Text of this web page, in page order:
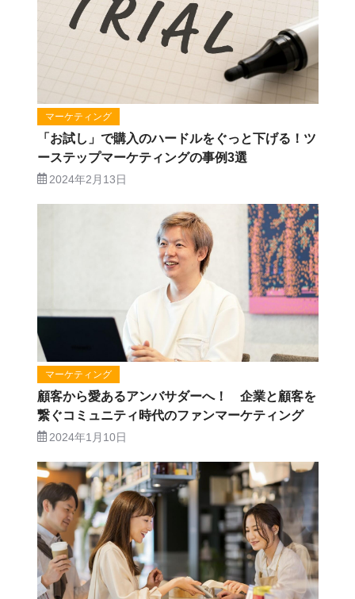
マーケティング
「お試し」で購入のハードルをぐっと下げる！ツ
ーステップマーケティングの事例3選
2024年2月13日
マーケティング
顧客から愛あるアンバサダーへ！ 企業と顧客を
繋ぐコミュニティ時代のファンマーケティング
2024年1月10日